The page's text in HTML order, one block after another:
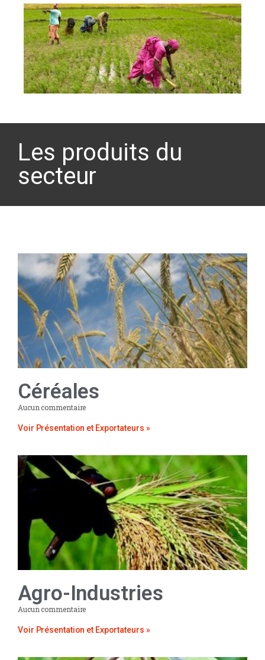
Les produits du
secteur
Céréales
Aucun commentaire
Voir Présentation et Exportateurs »
Agro-Industries
Aucun commentaire
Voir Présentation et Exportateurs »